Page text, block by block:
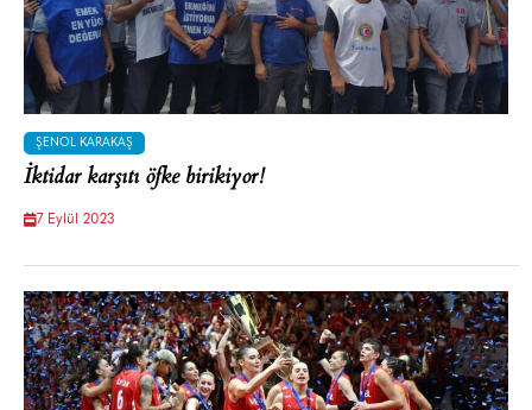
ŞENOL KARAKAŞ
İktidar karşıtı öfke birikiyor!
7 Eylül 2023